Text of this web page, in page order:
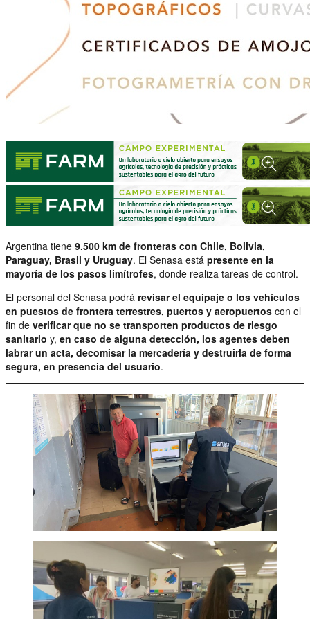
Argentina tiene 9.500 km de fronteras con Chile, Bolivia,
Paraguay, Brasil y Uruguay. El Senasa está presente en la
mayoría de los pasos limítrofes, donde realiza tareas de control.
El personal del Senasa podrá revisar el equipaje o los vehículos
en puestos de frontera terrestres, puertos y aeropuertos con el
fin de verificar que no se transporten productos de riesgo
sanitario y, en caso de alguna detección, los agentes deben
labrar un acta, decomisar la mercadería y destruirla de forma
segura, en presencia del usuario.